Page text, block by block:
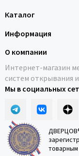
Каталог
Информация
О компании
Интернет-магазин
систем открывания
Мы в социальных
товарным